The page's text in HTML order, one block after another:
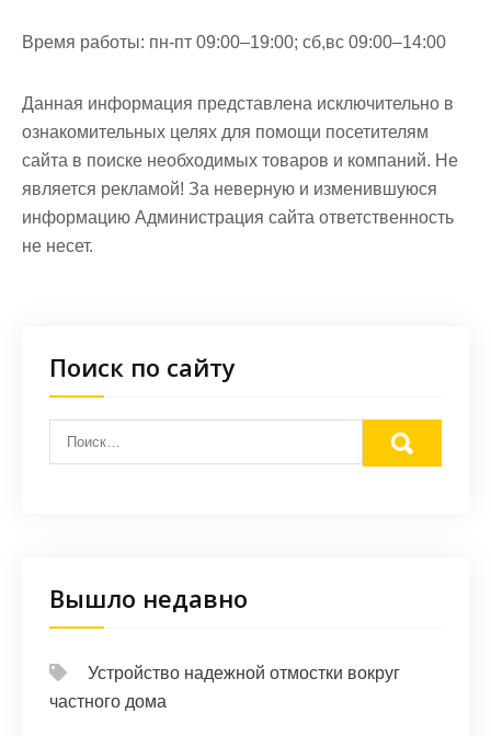
Время работы: пн-пт 09:00–19:00; сб,вс 09:00–14:00
Данная информация представлена исключительно в
ознакомительных целях для помощи посетителям
сайта в поиске необходимых товаров и компаний. Не
является рекламой! За неверную и изменившуюся
информацию Администрация сайта ответственность
не несет.
Поиск по сайту
Вышло недавно
Устройство надежной отмостки вокруг
частного дома